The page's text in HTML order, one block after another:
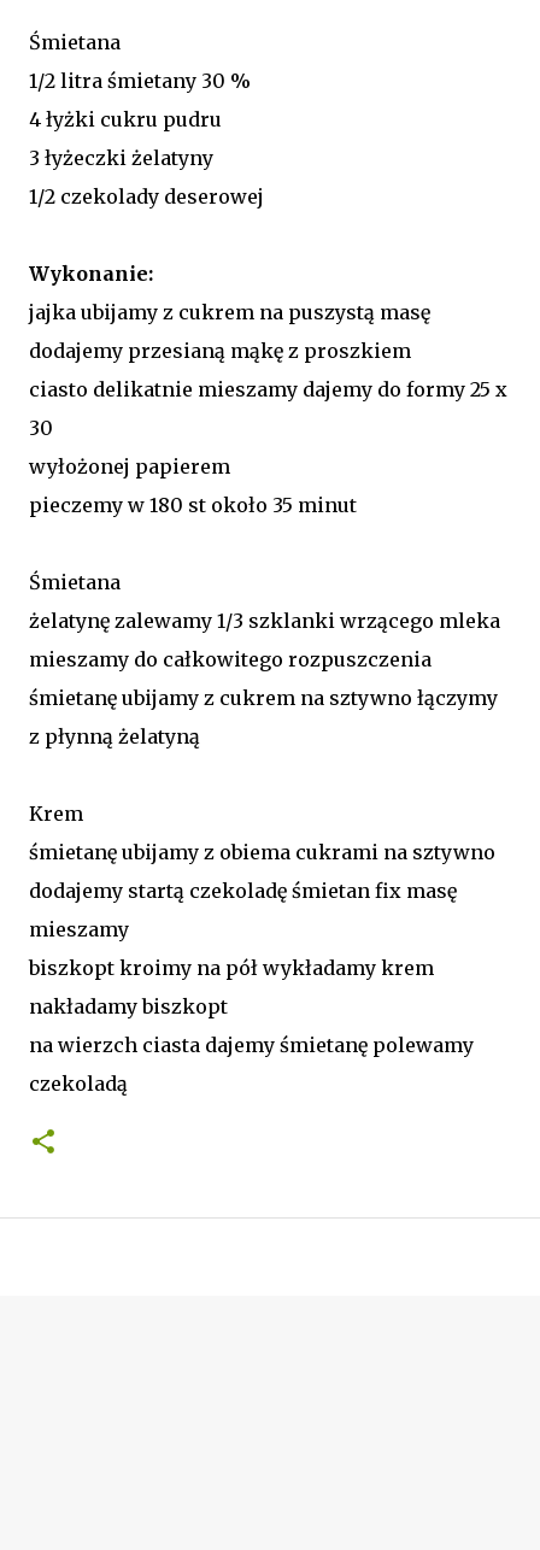
Śmietana
1/2 litra śmietany 30 %
4 łyżki cukru pudru
3 łyżeczki żelatyny
1/2 czekolady deserowej
Wykonanie:
jajka ubijamy z cukrem na puszystą masę
dodajemy przesianą mąkę z proszkiem
ciasto delikatnie mieszamy dajemy do formy 25 x
30
wyłożonej papierem
pieczemy w 180 st około 35 minut
Śmietana
żelatynę zalewamy 1/3 szklanki wrzącego mleka
mieszamy do całkowitego rozpuszczenia
śmietanę ubijamy z cukrem na sztywno łączymy
z płynną żelatyną
Krem
śmietanę ubijamy z obiema cukrami na sztywno
dodajemy startą czekoladę śmietan fix masę
mieszamy
biszkopt kroimy na pół wykładamy krem
nakładamy biszkopt
na wierzch ciasta dajemy śmietanę polewamy
czekoladą